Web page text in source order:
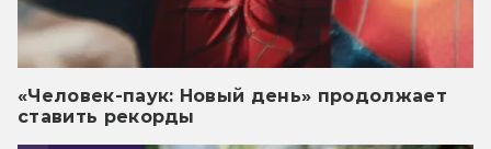
«Человек-паук: Новый день» продолжает
ставить рекорды